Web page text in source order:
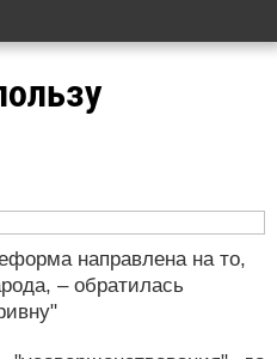
направлена на то,
– обратилась